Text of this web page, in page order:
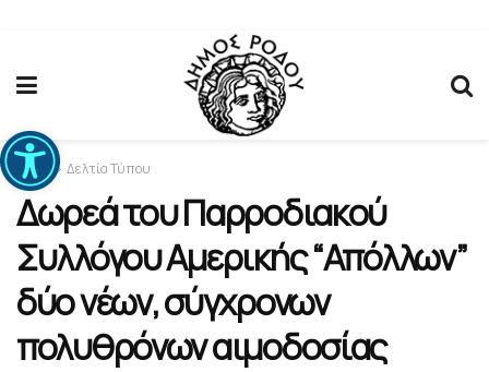
Ανοίξτε τη γραμμή εργαλείων
Home Δελτία Τύπου
Δωρεά του Παρροδιακού
Συλλόγου Αμερικής “Απόλλων”
δύο νέων, σύγχρονων
πολυθρόνων αιμοδοσίας